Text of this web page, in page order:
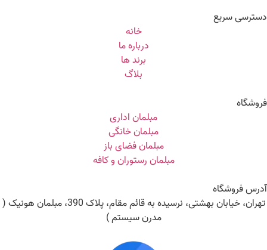
دسترسی سریع
خانه
درباره ما
برند ها
بلاگ
فروشگاه
مبلمان اداری
مبلمان خانگی
مبلمان فضای باز
مبلمان رستوران و کافه
آدرس فروشگاه
تهران، خیابان بهشتی، نرسیده به قائم مقام، پلاک 390، مبلمان هونیک (
مدرن سیستم )